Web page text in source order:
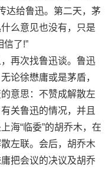
达给鲁迅。第二天，茅
么意见也没有，只是
信了!”
再次找鲁迅谈。鲁迅
论徐懋庸或是茅盾，
意思：不赞成解散左
关鲁迅的情况，并且
海“临委”的胡乔木，在
左联。会后，胡乔木
把会议的决议及胡乔